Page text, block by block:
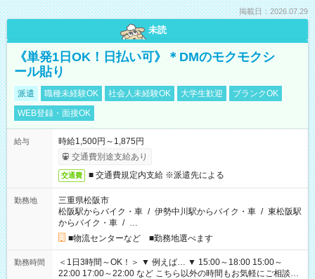
掲載日：2026.07.29
未読
《単発1日OK！日払い可》＊DMのモクモクシ
ール貼り
派遣 職種未経験OK 社会人未経験OK 大学生歓迎
ブランクOK
WEB登録・面接OK
給与
時給1,500円～1,875円
交通費別途支給あり
交通費 ■ 交通費規定内支給 ※派遣先による
勤務地
三重県松阪市
松阪駅からバイク・車 / 伊勢中川駅からバイク・車 / 東松阪駅
からバイク・車 / …
■物流センターなど ■勤務地選べます
勤務時間
＜1日3時間～OK！＞ ▼ 例えば… ▼ 15:00～18:00 15:00～
22:00 17:00～22:00 など こちら以外の時間もお気軽にご相談く